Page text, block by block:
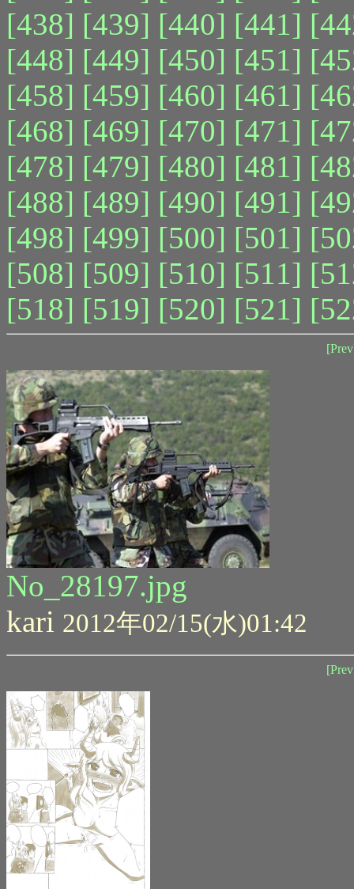
[438] [439] [440] [441]
[448] [449] [450] [451]
[458] [459] [460] [461]
[468] [469] [470] [471]
[478] [479] [480] [481]
[488] [489] [490] [491]
[498] [499] [500] [501]
[508] [509] [510] [511]
[518] [519] [520] [521]
No_28197.jpg
kari 2012年02/15(水)01:42